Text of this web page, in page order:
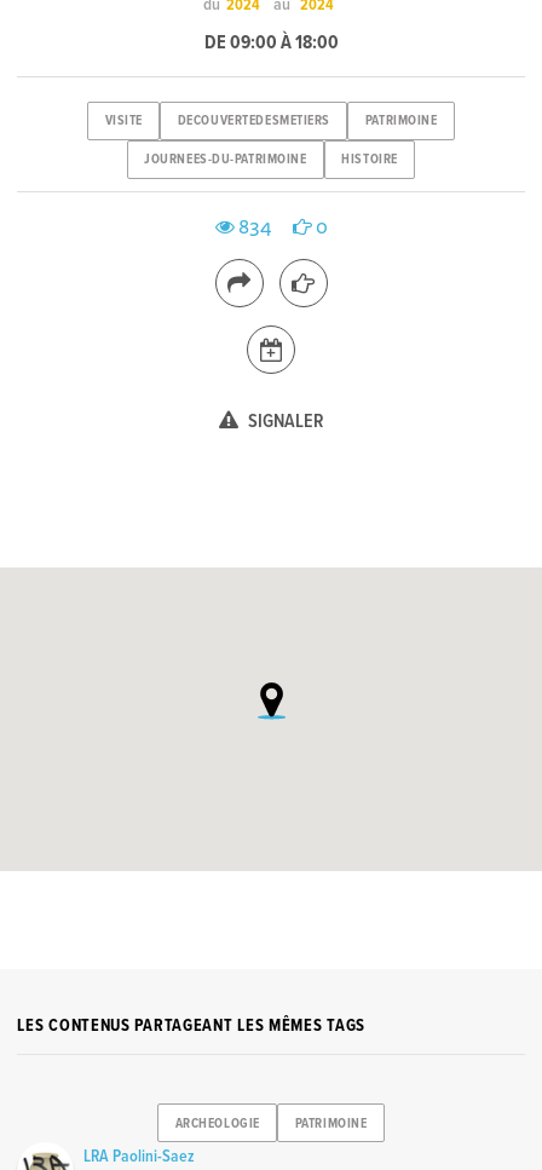
du 2024 au 2024
DE 09:00 À 18:00
VISITE DECOUVERTEDESMETIERS PATRIMOINE
JOURNEES-DU-PATRIMOINE HISTOIRE
834 0
SIGNALER
LES CONTENUS PARTAGEANT LES MÊMES TAGS
ARCHEOLOGIE PATRIMOINE
LRA Paolini-Saez